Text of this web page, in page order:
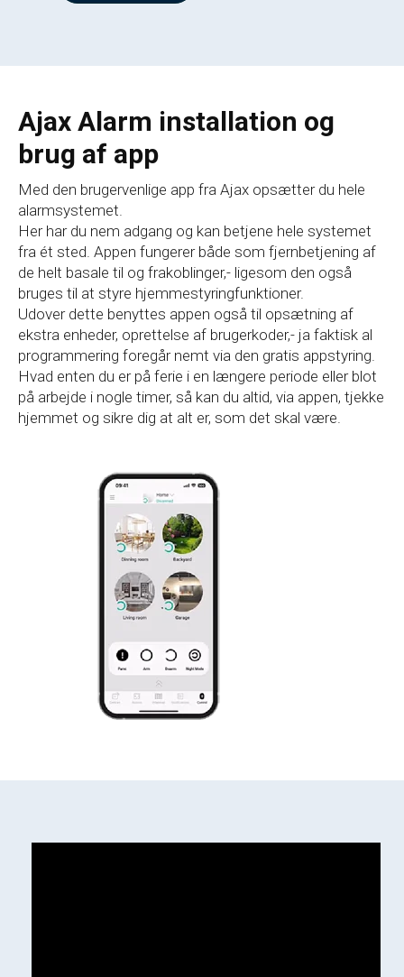
Ajax Alarm installation og
brug af app
Med den brugervenlige app fra Ajax opsætter du hele
alarmsystemet.
Her har du nem adgang og kan betjene hele systemet
fra ét sted. Appen fungerer både som fjernbetjening af
de helt basale til og frakoblinger,- ligesom den også
bruges til at styre hjemmestyringfunktioner.
Udover dette benyttes appen også til opsætning af
ekstra enheder, oprettelse af brugerkoder,- ja faktisk al
programmering foregår nemt via den gratis appstyring.
Hvad enten du er på ferie i en længere periode eller blot
på arbejde i nogle timer, så kan du altid, via appen, tjekke
hjemmet og sikre dig at alt er, som det skal være.